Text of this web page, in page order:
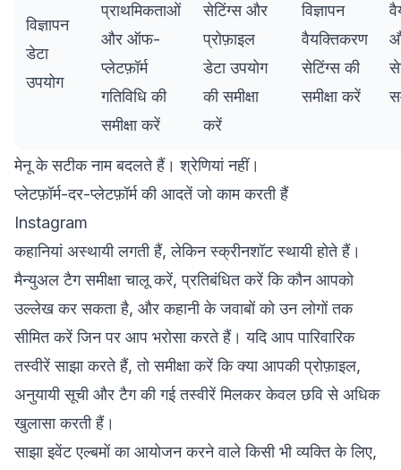
विज्ञापन
डेटा
उपयोग
प्राथमिकताओं
और ऑफ-
प्लेटफ़ॉर्म
गतिविधि की
समीक्षा करें
सेटिंग्स और
प्रोफ़ाइल
डेटा उपयोग
की समीक्षा
करें
विज्ञापन
वैयक्तिकरण
सेटिंग्स की
समीक्षा करें
मेनू के सटीक नाम बदलते हैं। श्रेणियां नहीं।
प्लेटफ़ॉर्म-दर-प्लेटफ़ॉर्म की आदतें जो काम करती हैं
Instagram
कहानियां अस्थायी लगती हैं, लेकिन स्क्रीनशॉट स्थायी होते हैं।
मैन्युअल टैग समीक्षा चालू करें, प्रतिबंधित करें कि कौन आपको
उल्लेख कर सकता है, और कहानी के जवाबों को उन लोगों तक
सीमित करें जिन पर आप भरोसा करते हैं। यदि आप पारिवारिक
तस्वीरें साझा करते हैं, तो समीक्षा करें कि क्या आपकी प्रोफ़ाइल,
अनुयायी सूची और टैग की गई तस्वीरें मिलकर केवल छवि से अधिक
खुलासा करती हैं।
साझा इवेंट एल्बमों का आयोजन करने वाले किसी भी व्यक्ति के लिए,